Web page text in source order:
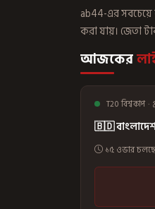
ab44-এর সবচেয়ে
করা যায়। জেতা
আজকের
T20 বিশ্বকাপ ·
🇧🇩
১৫ ওভার চলছে